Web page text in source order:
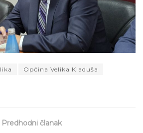
Općina Velika Kladuša
Predhodni članak